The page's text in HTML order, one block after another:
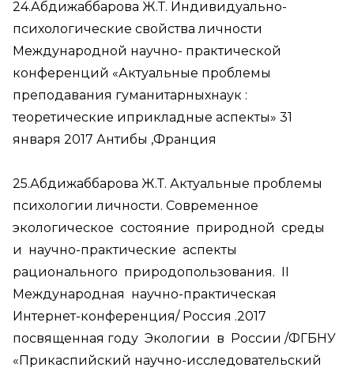
24.Абдижаббарова Ж.Т. Индивидуально-
психологические свойства личности
Международной научно- практической
конференций «Актуальные проблемы
преподавания гуманитарныхнаук :
теоретические иприкладные аспекты» 31
января 2017 Антибы ,Франция
25.Абдижаббарова Ж.Т. Актуальные проблемы
психологии личности. Современное
экологическое состояние природной среды
и научно-практические аспекты
рационального природопользования. II
Международная научно-практическая
Интернет-конференция/ Россия .2017
посвященная году Экологии в России /ФГБНУ
«Прикаспийский научно-исследовательский